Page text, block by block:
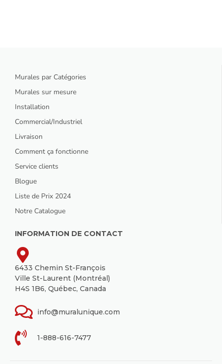
Murales par Catégories
Murales sur mesure
Installation
Commercial/Industriel
Livraison
Comment ça fonctionne
Service clients
Blogue
Liste de Prix 2024
Notre Catalogue
INFORMATION DE CONTACT
6433 Chemin St-François
Ville St-Laurent (Montréal)
H4S 1B6, Québec, Canada
info@muralunique.com
1-888-616-7477